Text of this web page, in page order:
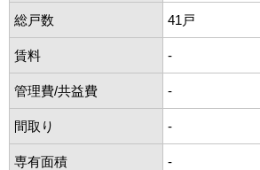
総戸数 41戸
賃料 -
管理費/共益費 -
間取り -
専有面積 -